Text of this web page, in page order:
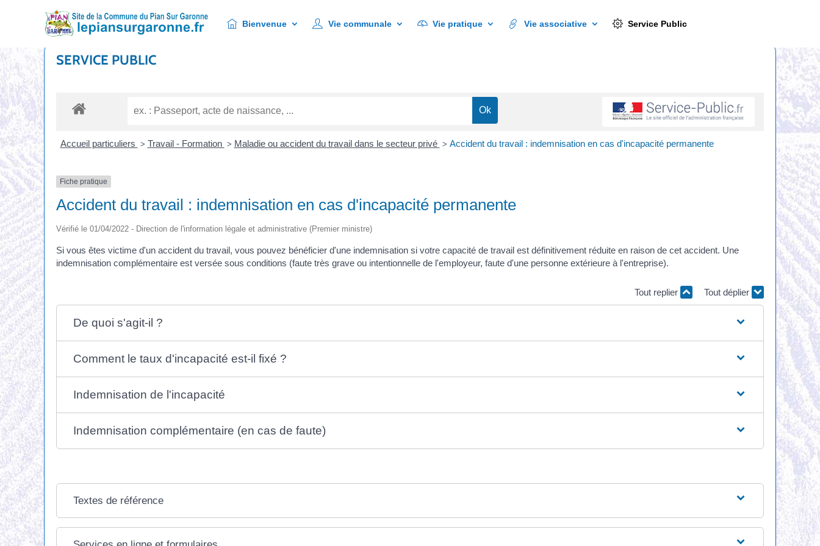
Bienvenue Vie communale Vie pratique Vie associative Service Public
Bienvenue Vie communale Vie pratique Vie associative Service Public
SERVICE PUBLIC
Accueil particuliers > Travail - Formation > Maladie ou accident du travail dans le secteur privé > Accident du travail : indemnisation en cas d'incapacité permanente
Fiche pratique
Accident du travail : indemnisation en cas d'incapacité permanente
Vérifié le 01/04/2022 - Direction de l'information légale et administrative (Premier ministre)
Si vous êtes victime d'un accident du travail, vous pouvez bénéficier d'une indemnisation si votre capacité de travail est définitivement réduite en raison de cet accident. Une
indemnisation complémentaire est versée sous conditions (faute très grave ou intentionnelle de l'employeur, faute d'une personne extérieure à l'entreprise).
Tout replier Tout déplier
De quoi s'agit-il ?
Comment le taux d'incapacité est-il fixé ?
Indemnisation de l'incapacité
Indemnisation complémentaire (en cas de faute)
Textes de référence